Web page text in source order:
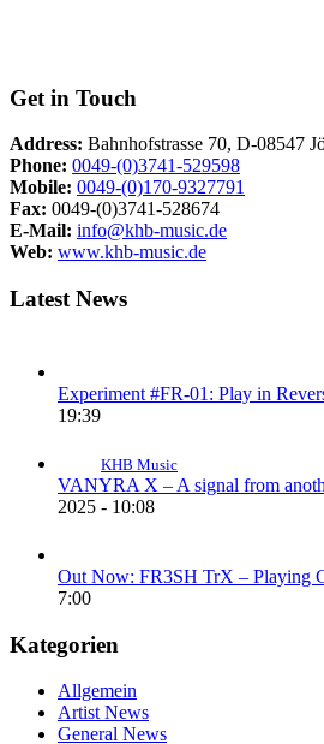
Get in Touch
Address: Bahnhofstrasse 70, D-08547
Phone: 0049-(0)3741-529598
Mobile: 0049-(0)170-9327791
Fax: 0049-(0)3741-528674
E-Mail: info@khb-music.de
Web: www.khb-music.de
Latest News
Experiment #FR-01: Play in
19:39
KHB Music
VANYRA X – A signal from
2025 - 10:08
Out Now: FR3SH TrX – Playing
7:00
Kategorien
Allgemein
Artist News
General News